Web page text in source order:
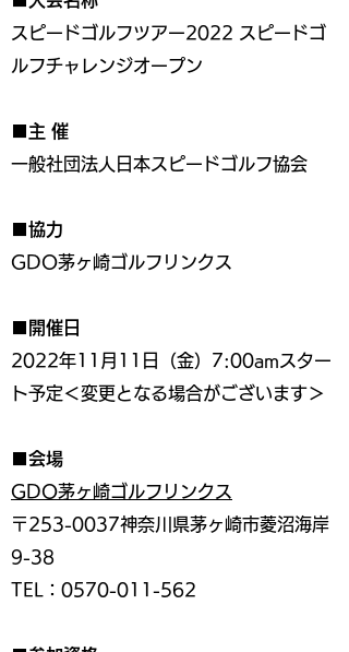
スピードゴルフツアー2022 スピードゴ
ルフチャレンジオープン
■主 催
一般社団法人日本スピードゴルフ協会
■協力
GDO茅ヶ崎ゴルフリンクス
■開催日
2022年11月11日（金）7:00amスター
ト予定＜変更となる場合がございます＞
■会場
GDO茅ヶ崎ゴルフリンクス
〒253-0037神奈川県茅ヶ崎市菱沼海岸
9-38
TEL：0570-011-562